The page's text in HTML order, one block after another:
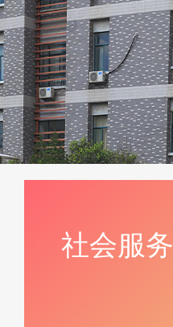
社会服务